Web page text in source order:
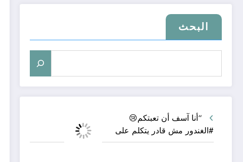
البحث
“أنا آسف أن تعبتكم😢
#الغندور مش قادر يتكلم على